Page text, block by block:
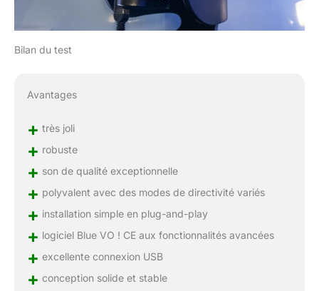
Bilan du test
Avantages
+ très joli
+ robuste
+ son de qualité exceptionnelle
+ polyvalent avec des modes de directivité variés
+ installation simple en plug-and-play
+ logiciel Blue VO ! CE aux fonctionnalités avancées
+ excellente connexion USB
+ conception solide et stable